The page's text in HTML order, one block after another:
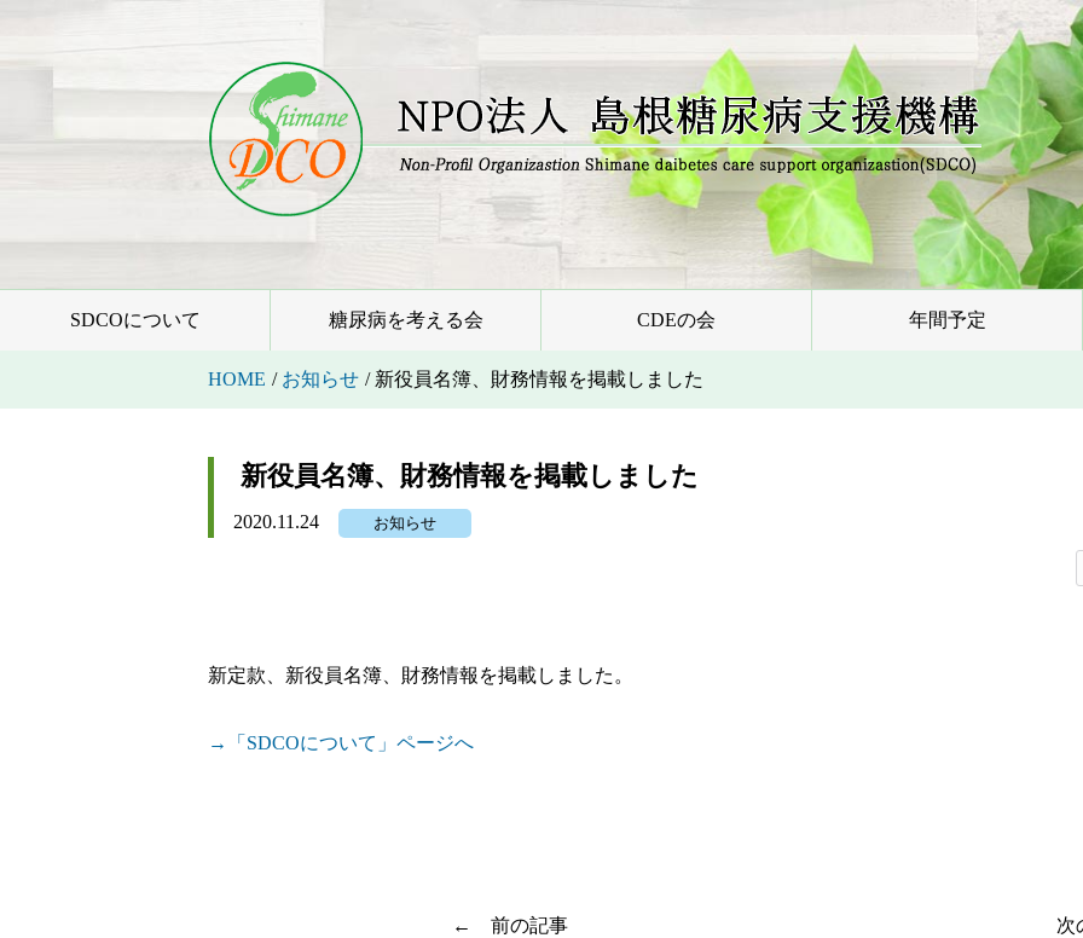
SDCOについて 糖尿病を考える会 CDEの会 年間予定
HOME / お知らせ / 新役員名簿、財務情報を掲載しました
新役員名簿、財務情報を掲載しました
2020.11.24 お知らせ
新定款、新役員名簿、財務情報を掲載しました。
→「SDCOについて」ページへ
前の記事 次